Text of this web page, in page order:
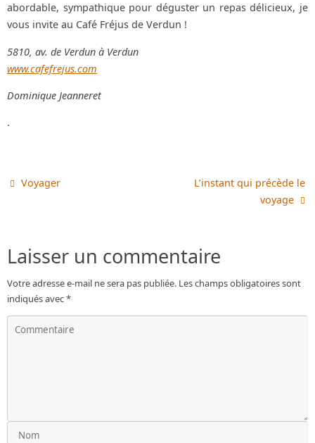
abordable, sympathique pour déguster un repas délicieux, je
vous invite au Café Fréjus de Verdun !
5810, av. de Verdun à Verdun
www.cafefrejus.com
Dominique Jeanneret
.
Voyager
L’instant qui précède le
voyage
Laisser un commentaire
Votre adresse e-mail ne sera pas publiée. Les champs obligatoires sont
indiqués avec*